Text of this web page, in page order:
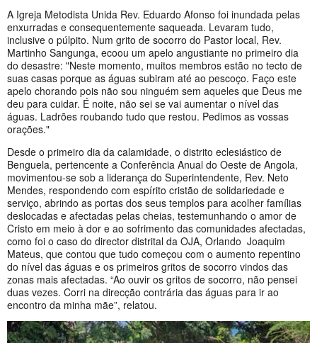
A Igreja Metodista Unida Rev. Eduardo Afonso foi inundada pelas
enxurradas e consequentemente saqueada. Levaram tudo,
inclusive o púlpito. Num grito de socorro do Pastor local, Rev.
Martinho Sangunga, ecoou um apelo angustiante no primeiro dia
do desastre: "Neste momento, muitos membros estão no tecto de
suas casas porque as águas subiram até ao pescoço. Faço este
apelo chorando pois não sou ninguém sem aqueles que Deus me
deu para cuidar. É noite, não sei se vai aumentar o nível das
águas. Ladrões roubando tudo que restou. Pedimos as vossas
orações."
Desde o primeiro dia da calamidade, o distrito eclesiástico de
Benguela, pertencente a Conferência Anual do Oeste de Angola,
movimentou-se sob a liderança do Superintendente, Rev. Neto
Mendes, respondendo com espírito cristão de solidariedade e
serviço, abrindo as portas dos seus templos para acolher famílias
deslocadas e afectadas pelas cheias, testemunhando o amor de
Cristo em meio à dor e ao sofrimento das comunidades afectadas,
como foi o caso do director distrital da OJA, Orlando Joaquim
Mateus, que contou que tudo começou com o aumento repentino
do nível das águas e os primeiros gritos de socorro vindos das
zonas mais afectadas. “Ao ouvir os gritos de socorro, não pensei
duas vezes. Corri na direcção contrária das águas para ir ao
encontro da minha mãe”, relatou.